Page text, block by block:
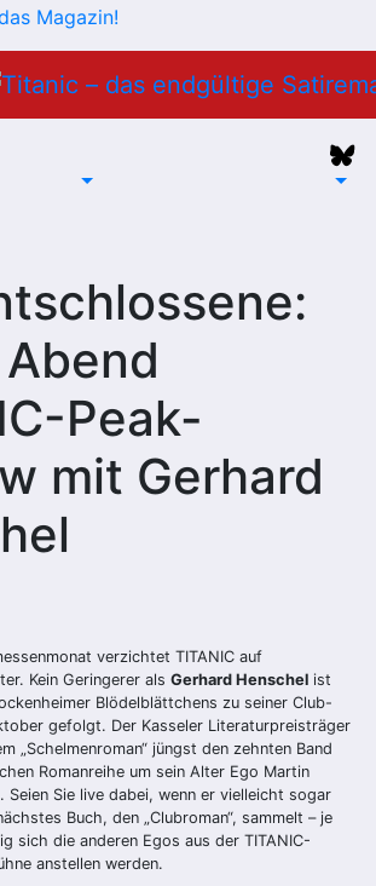
Peak-
mit Gerhard
verzichtet TITANIC auf
Kein Geringerer als Gerhard Henschel ist
Blödelblättchens zu seiner Club-
gefolgt. Der Kasseler Literaturpreisträger
„Schelmenroman“ jüngst den zehnten Band
Romanreihe um sein Alter Ego Martin
Seien Sie live dabei, wenn er vielleicht sogar
Buch, den „Clubroman“, sammelt – je
sich die anderen Egos aus der TITANIC-
anstellen werden.